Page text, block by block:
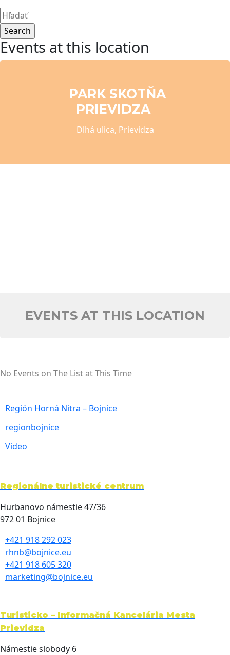
Events at this location
PARK SKOTŇA
PRIEVIDZA
Dlhá ulica, Prievidza
EVENTS AT THIS LOCATION
No Events on The List at This Time
Región Horná Nitra – Bojnice
regionbojnice
Video
Regionálne turistické centrum
Hurbanovo námestie 47/36
972 01 Bojnice
+421 918 292 023
rhnb@bojnice.eu
+421 918 605 320
marketing@bojnice.eu
Turisticko – Informačná Kancelária Mesta
Prievidza
Námestie slobody 6